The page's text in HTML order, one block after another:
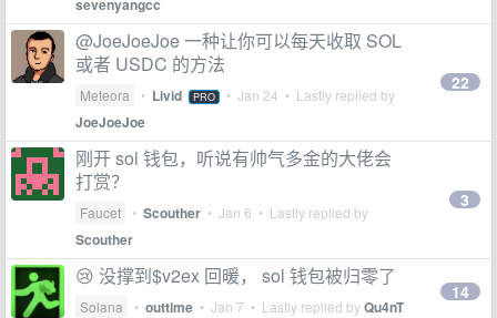
sevenyangcc
@JoeJoeJoe 一种让你可以每天收取 SOL
或者 USDC 的方法
Meteora • Livid PRO • Jan 24 • Lastly replied by
JoeJoeJoe
22
刚开 sol 钱包，听说有帅气多金的大佬会
打赏？
Faucet • Scouther • Jan 6 • Lastly replied by
Scouther
3
😢 没撑到$v2ex 回暖， sol 钱包被归零了
Solana • outtime • Jan 7 • Lastly replied byQu4nT
14